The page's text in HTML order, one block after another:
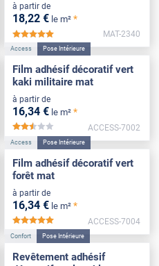
à partir de
18,22 € le m² *
MAT-2340
Access Pose Intérieure
Film adhésif décoratif vert
kaki militaire mat
à partir de
16,34 € le m² *
*****
ACCESS-7002
Access Pose Intérieure
Film adhésif décoratif vert
forêt mat
à partir de
16,34 € le m² *
ACCESS-7004
Confort Pose Intérieure
Revêtement adhésif